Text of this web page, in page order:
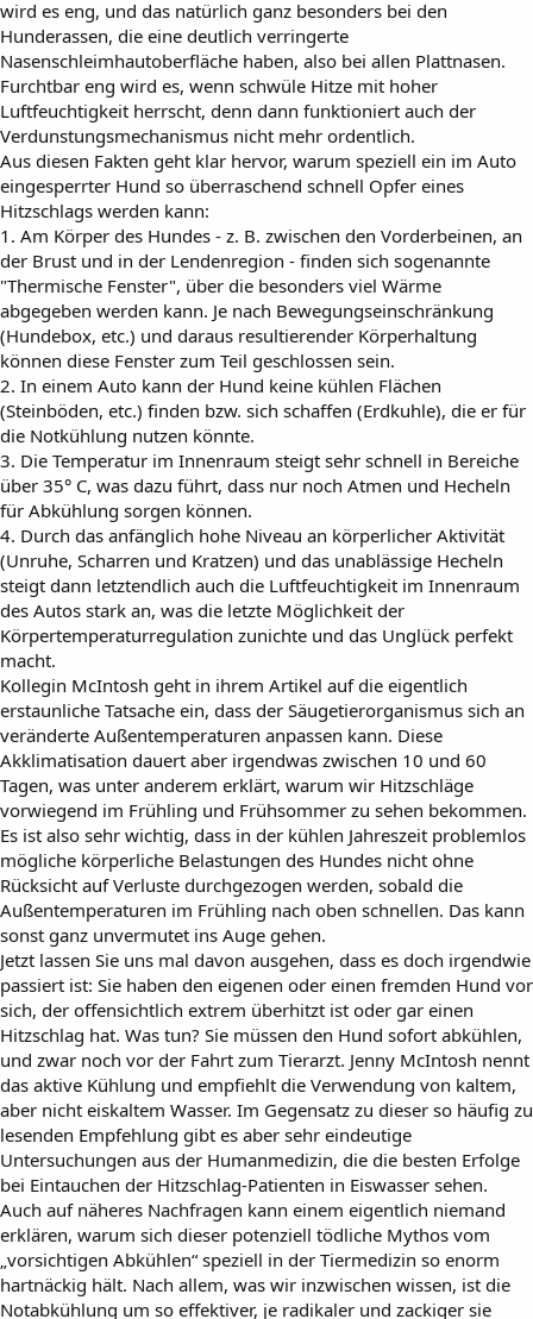
wird es eng, und das natürlich ganz besonders bei den
Hunderassen, die eine deutlich verringerte
Nasenschleimhautoberfläche haben, also bei allen Plattnasen.
Furchtbar eng wird es, wenn schwüle Hitze mit hoher
Luftfeuchtigkeit herrscht, denn dann funktioniert auch der
Verdunstungsmechanismus nicht mehr ordentlich.
Aus diesen Fakten geht klar hervor, warum speziell ein im Auto
eingesperrter Hund so überraschend schnell Opfer eines
Hitzschlags werden kann:
1. Am Körper des Hundes - z. B. zwischen den Vorderbeinen, an
der Brust und in der Lendenregion - finden sich sogenannte
"Thermische Fenster", über die besonders viel Wärme
abgegeben werden kann. Je nach Bewegungseinschränkung
(Hundebox, etc.) und daraus resultierender Körperhaltung
können diese Fenster zum Teil geschlossen sein.
2. In einem Auto kann der Hund keine kühlen Flächen
(Steinböden, etc.) finden bzw. sich schaffen (Erdkuhle), die er für
die Notkühlung nutzen könnte.
3. Die Temperatur im Innenraum steigt sehr schnell in Bereiche
über 35° C, was dazu führt, dass nur noch Atmen und Hecheln
für Abkühlung sorgen können.
4. Durch das anfänglich hohe Niveau an körperlicher Aktivität
(Unruhe, Scharren und Kratzen) und das unablässige Hecheln
steigt dann letztendlich auch die Luftfeuchtigkeit im Innenraum
des Autos stark an, was die letzte Möglichkeit der
Körpertemperaturregulation zunichte und das Unglück perfekt
macht.
Kollegin McIntosh geht in ihrem Artikel auf die eigentlich
erstaunliche Tatsache ein, dass der Säugetierorganismus sich an
veränderte Außentemperaturen anpassen kann. Diese
Akklimatisation dauert aber irgendwas zwischen 10 und 60
Tagen, was unter anderem erklärt, warum wir Hitzschläge
vorwiegend im Frühling und Frühsommer zu sehen bekommen.
Es ist also sehr wichtig, dass in der kühlen Jahreszeit problemlos
mögliche körperliche Belastungen des Hundes nicht ohne
Rücksicht auf Verluste durchgezogen werden, sobald die
Außentemperaturen im Frühling nach oben schnellen. Das kann
sonst ganz unvermutet ins Auge gehen.
Jetzt lassen Sie uns mal davon ausgehen, dass es doch irgendwie
passiert ist: Sie haben den eigenen oder einen fremden Hund vor
sich, der offensichtlich extrem überhitzt ist oder gar einen
Hitzschlag hat. Was tun? Sie müssen den Hund sofort abkühlen,
und zwar noch vor der Fahrt zum Tierarzt. Jenny McIntosh nennt
das aktive Kühlung und empfiehlt die Verwendung von kaltem,
aber nicht eiskaltem Wasser. Im Gegensatz zu dieser so häufig zu
lesenden Empfehlung gibt es aber sehr eindeutige
Untersuchungen aus der Humanmedizin, die die besten Erfolge
bei Eintauchen der Hitzschlag-Patienten in Eiswasser sehen.
Auch auf näheres Nachfragen kann einem eigentlich niemand
erklären, warum sich dieser potenziell tödliche Mythos vom
„vorsichtigen Abkühlen“ speziell in der Tiermedizin so enorm
hartnäckig hält. Nach allem, was wir inzwischen wissen, ist die
Notabkühlung um so effektiver, je radikaler und zackiger sie